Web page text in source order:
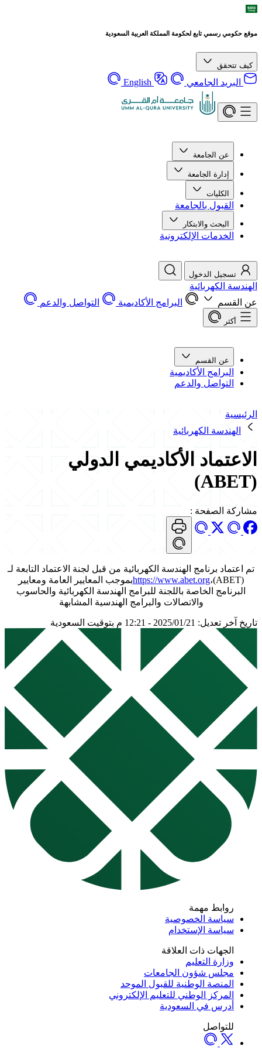
موقع حكومي رسمي تابع لحكومة المملكة العربية السعودية
كيف تتحقق
البريد الجامعي English
عن الجامعة
إدارة الجامعة
الكليات
القبول بالجامعة
البحث والابتكار
الخدمات الإلكترونية
تسجيل الدخول
الهندسة الكهربائية
عن القسم
البرامج الأكاديمية التواصل والدعم
أكثر
عن القسم
البرامج الأكاديمية
التواصل والدعم
الرئيسية
الهندسة الكهربائية
الاعتماد الأكاديمي الدولي
(ABET)
مشاركة الصفحة :
تم اعتماد برنامج الهندسة الكهربائية من قبل لجنة الاعتماد التابعة لـ
(ABET)،
https://www.abet.orgبموجب المعايير العامة ومعايير
البرنامج الخاصة باللجنة للبرامج الهندسة الكهربائية والحاسوب
والاتصالات والبرامج الهندسية المشابهة
تاريخ آخر تعديل: 2025/01/21 - 12:21 م بتوقيت السعودية
روابط مهمة
سياسة الخصوصية
سياسة الإستخدام
الجهات ذات العلاقة
وزارة التعليم
مجلس شؤون الجامعات
المنصة الوطنية للقبول الموحد
المركز الوطني للتعليم الإلكتروني
أدرس في السعودية
للتواصل